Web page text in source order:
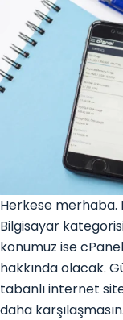
Herkese merhaba.
Bilgisayar
konumuz ise cPanel
hakkında olacak.
tabanlı internet
daha